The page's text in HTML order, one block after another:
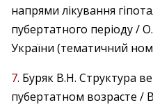
напрями лікування
пубертатного періоду /
України (тематичний
7. Буряк В.Н. Структура
пубертатном возрасте /